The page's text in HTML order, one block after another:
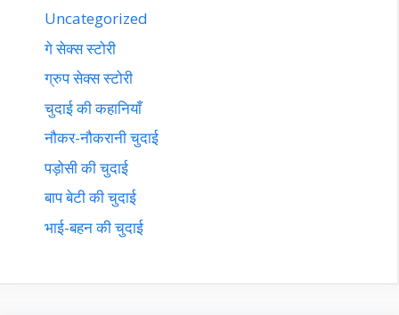
Uncategorized
गे सेक्स स्टोरी
ग्रुप सेक्स स्टोरी
चुदाई की कहानियाँ
नौकर-नौकरानी चुदाई
पड़ोसी की चुदाई
बाप बेटी की चुदाई
भाई-बहन की चुदाई